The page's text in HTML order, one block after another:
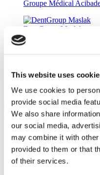
This website uses
We use cookies to
provide social media
We also share
our social media,
may combine it with
provided to them or that
of their services.
Groupe Médical
DentGroup Maslak
Hôpital Medical Park
Hôpital Ethica Incirli
Dentisterie Dr. Balint Nemeth
10.0(2)
Demandez un Devis
Flymedi
TÜRSAB – Les
MIRAC SARA
Groupe A enregistrée
12276).